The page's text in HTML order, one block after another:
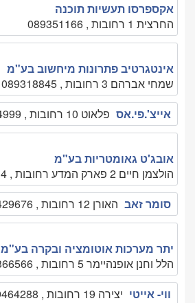
אקספרסו תעשיות תוכנה
החרצית 1 רחובות , 089351166
אינטגרטיב פתרונות מיחשוב בע"מ
שמחי אברהם 3 רחובות , 089318845
אייצ'.פי.אס פלאוט 10 רחובות , 089484999
אובג'ט גאומטריות בע"מ
הולצמן חיים 2 פארק המדע רחובות , 08-9314314
סומר זאב האורן 12 רחובות , 0523429676
יתר מערכות אוטומציה ובקרה בע"מ
הלל וחנן אופנהיימר 5 רחובות , 089366566
ווי- אייטי יצירה 19 רחובות , 089464288